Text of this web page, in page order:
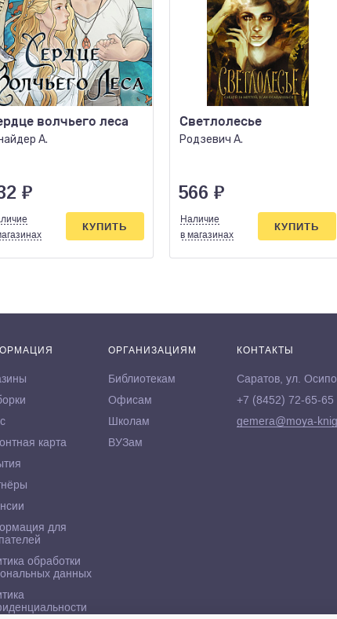
волчьего леса
А.
₽
КУПИТЬ
Светлолесье
Родзевич А.
566 ₽
Наличие
в магазинах
КУПИТЬ
карта
для
обработки
данных
ОРГАНИЗАЦИЯМ
Библиотекам
Офисам
Школам
ВУЗам
КОНТАКТЫ
Саратов, ул.
+7 (8452) 72-65-65
gemera@moya-